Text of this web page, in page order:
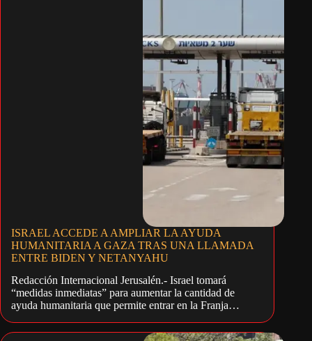
ISRAEL ACCEDE A AMPLIAR LA AYUDA
HUMANITARIA A GAZA TRAS UNA LLAMADA
ENTRE BIDEN Y NETANYAHU
Redacción Internacional Jerusalén.- Israel tomará
“medidas inmediatas” para aumentar la cantidad de
ayuda humanitaria que permite entrar en la Franja…